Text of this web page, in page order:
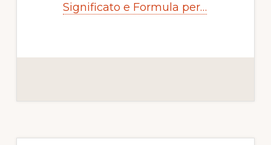
Significato e Formula per…